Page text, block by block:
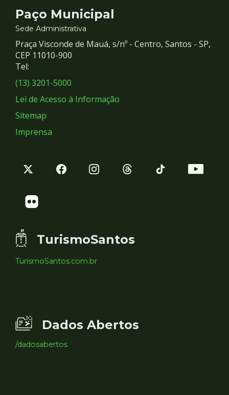
Contato
e
Redes
Sociais
Paço Municipal
Sede Administrativa
Praça Visconde de Mauá, s/nº - Centro, Santos - SP,
CEP 11010-900
Tel:
(13) 3201-5000
Lei de Acesso à Informação
Sitemap
Imprensa
TurismoSantos
TurismoSantos.com.br
Dados Abertos
/dadosabertos